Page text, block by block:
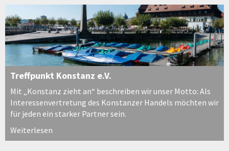
Treffpunkt Konstanz e.V.
Mit „Konstanz zieht an“ beschreiben wir unser Motto: Als
Interessenvertretung des Konstanzer Handels möchten wir
für jeden ein starker Partner sein.
Weiterlesen